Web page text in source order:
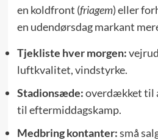
en koldfront (friagem) eller
en udendørsdag markant
Tjekliste hver morgen:
luftkvalitet, vindstyrke.
Stadionsæde:overdækket til
til eftermiddagskamp.
Medbring kontanter:små